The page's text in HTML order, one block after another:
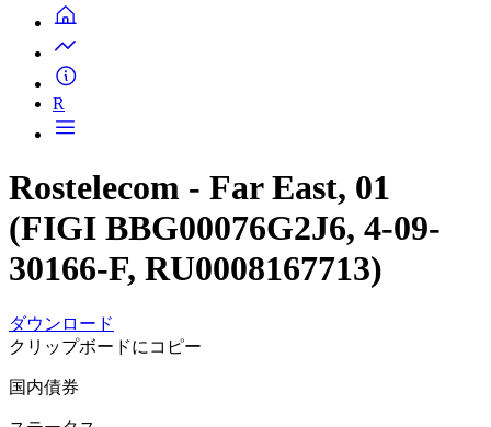
R
Rostelecom - Far East, 01
(FIGI BBG00076G2J6, 4-09-
30166-F, RU0008167713)
ダウンロード
クリップボードにコピー
国内債券